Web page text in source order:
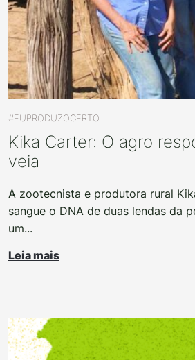
#EUPRODUZOCERTO
Kika Carter: O agro
veia
A zootecnista e produtora rural
sangue o DNA de duas lendas da
um...
Leia mais